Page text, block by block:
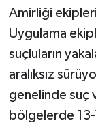
Amirliği
Uygulama
suçluların
aralıksız
genelinde suç
bölgelerde